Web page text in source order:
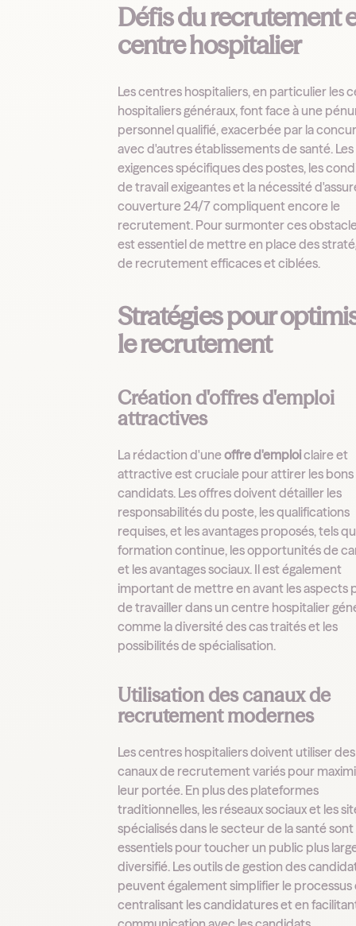
Défis du recrutement
centre hospitalier
Les centres hospitaliers, en particulier les
hospitaliers généraux, font face à une
personnel qualifié, exacerbée par la
avec d'autres établissements de santé. Les
exigences spécifiques des postes, les
de travail exigeantes et la nécessité
couverture 24/7 compliquent encore le
recrutement. Pour surmonter ces
est essentiel de mettre en place des
de recrutement efficaces et ciblées.
Stratégies pour
le recrutement
Création d'offres d'emploi
attractives
La rédaction d'uneoffre d'emploiclaire et
attractive est cruciale pour attirer les bons
candidats. Les offres doivent détailler les
responsabilités du poste, les qualifications
requises, et les avantages proposés, tels
formation continue, les opportunités de
et les avantages sociaux. Il est également
important de mettre en avant les aspects
de travailler dans un centre hospitalier
comme la diversité des cas traités et les
possibilités de spécialisation.
Utilisation des canaux de
recrutement modernes
Les centres hospitaliers doivent utiliser des
canaux de recrutement variés pour
leur portée. En plus des plateformes
traditionnelles, les réseaux sociaux et les
spécialisés dans le secteur de la santé sont
essentiels pour toucher un public plus
diversifié. Les outils de gestion des
peuvent également simplifier le processus
centralisant les candidatures et en